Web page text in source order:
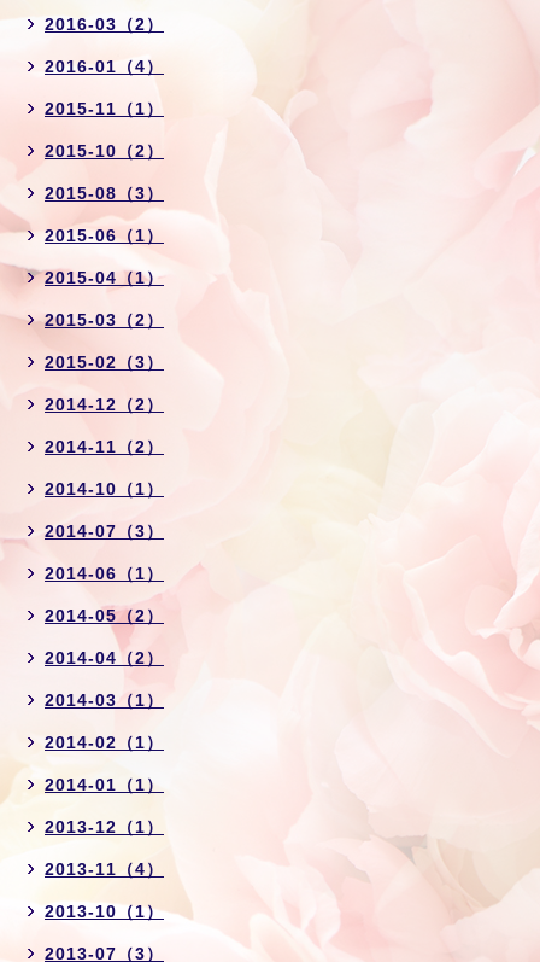
2016-03（2）
2016-01（4）
2015-11（1）
2015-10（2）
2015-08（3）
2015-06（1）
2015-04（1）
2015-03（2）
2015-02（3）
2014-12（2）
2014-11（2）
2014-10（1）
2014-07（3）
2014-06（1）
2014-05（2）
2014-04（2）
2014-03（1）
2014-02（1）
2014-01（1）
2013-12（1）
2013-11（4）
2013-10（1）
2013-07（3）